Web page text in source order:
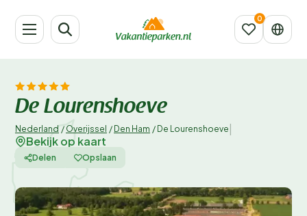
De Lourenshoeve
Nederland / Overijssel / Den Ham / De Lourenshoeve
Bekijk op kaart
Delen Opslaan